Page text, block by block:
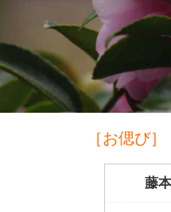
［お偲び
藤